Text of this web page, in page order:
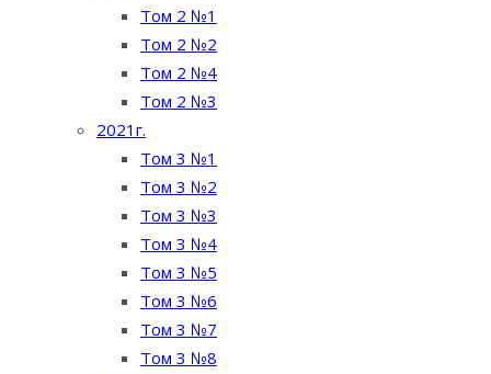
Том 2 №1
Том 2 №2
Том 2 №4
Том 2 №3
2021г.
Том 3 №1
Том 3 №2
Том 3 №3
Том 3 №4
Том 3 №5
Том 3 №6
Том 3 №7
Том 3 №8